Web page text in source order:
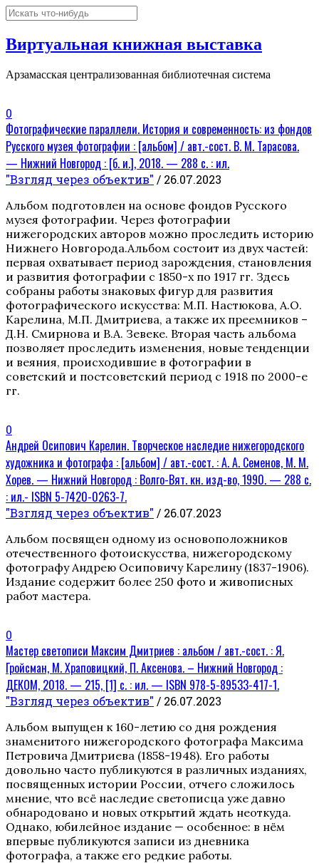
Виртуальная книжная выставка
Арзамасская централизованная библиотечная система
0
Фотографические параллели. История и современность: из фондов
Русского музея фотографии : [альбом] / авт.-сост. В. М. Тарасова.
— Нижний Новгород : [б. и.], 2018. — 288 с. : ил.
"Взгляд через объектив" / 26.07.2023
Альбом подготовлен на основе фондов Русского
музея фотографии. Через фотографии
нижегородских авторов можно проследить историю
Нижнего Новгорода.Альбом состоит из двух частей:
первая охватывает период зарождения, становления
и развития фотографии с 1850-х по 1917 гг. Здесь
собраны работы знаковых фигур для развития
фотографического искусства: М.П. Настюкова, А.О.
Карелина, М.П. Дмитриева, а также их преемников –
Д.Н. Смирнова и В.А. Зевеке. Вторая часть альбома
позволяет проследить изменения, новые тенденции
и веяния, происходившие в фотографии в
советский и постсоветский период с 1918 по 2000-е
гг.
0
Андрей Осипович Карелин. Творческое наследие нижегородского
художника и фотографа : [альбом] / авт.-сост. : А. А. Семенов, М. М.
Хорев. — Нижний Новгород : Волго-Вят. кн. изд-во, 1990. — 288 с.
: ил.- ISBN 5-7420-0263-7.
"Взгляд через объектив" / 26.07.2023
Альбом посвящен одному из основоположников
отечественного фотоискусства, нижегородскому
фотографу Андрею Осиповичу Карелину (1837-1906).
Издание содержит более 250 фото и живописных
работ мастера.
0
Мастер светописи Максим Дмитриев : альбом / авт.-сост. : Я.
Гройсман, М. Храповицкий, П. Аксенова. – Нижний Новгород :
ДЕКОМ, 2018. — 215, [1] с. : ил. — ISBN 978-5-89533-417-1.
"Взгляд через объектив" / 26.07.2023
Альбом выпущен к 160-летию со дня рождения
знаменитого нижегородского фотографа Максима
Петровича Дмитриева (1858-1948). Его работы
довольно часто публикуются в различных изданиях,
посвященных истории России, отчего сложилось
мнение, что всё наследие светописца уже давно
обнародовано и новых открытий ждать неоткуда.
Однако, юбилейное издание — особенное: в нём
впервые публикуются записи из дневника
фотографа, а также его редкие работы.